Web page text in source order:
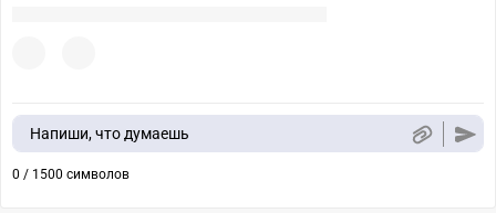
Напиши, что думаешь
0 / 1500 символов